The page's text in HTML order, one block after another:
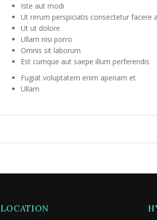
Iste aut modi
Ut rerum perspiciatis consectetur facere
Ut ut dolore
Ullam nisi porro
Omnis sit laborum
Est cumque aut saepe illum perferendis
Fugiat voluptatem enim aperiam et
Ullam
LOCATION